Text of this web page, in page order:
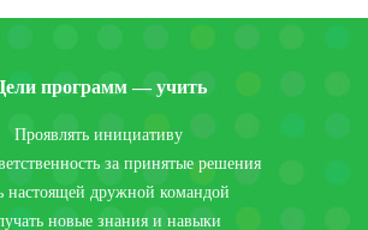
программ — учить
Проявлять инициативу
за принятые решения
настоящей дружной командой
новые знания и навыки